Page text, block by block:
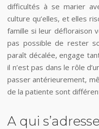
difficultés à se marier
culture qu’elles, et elles
famille si leur défloraison
pas possible de rester
paraît décalée, engage
il n’est pas dans le rôle
passer antérieurement,
de la patiente sont
A qui